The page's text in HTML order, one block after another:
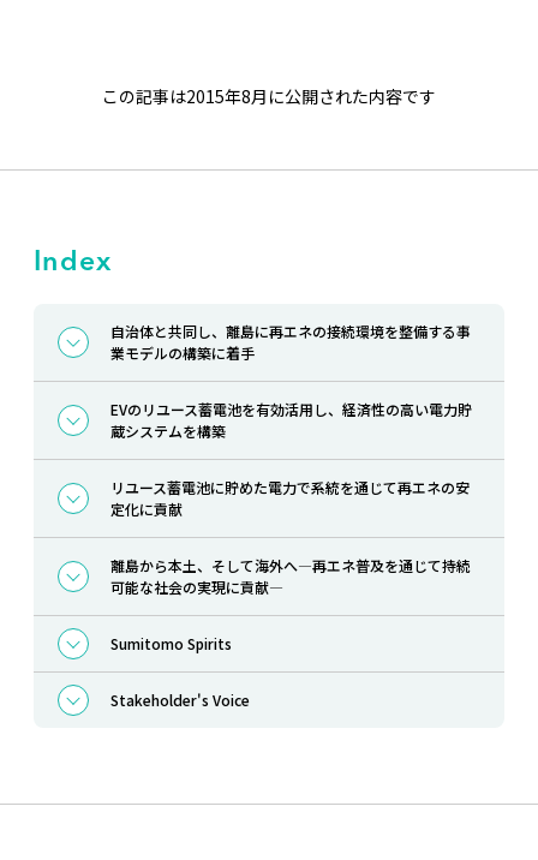
この記事は2015年8月に公開された内容です
Index
自治体と共同し、離島に再エネの接続環境を整備する事
業モデルの構築に着手
EVのリユース蓄電池を有効活用し、経済性の高い電力貯
蔵システムを構築
リユース蓄電池に貯めた電力で系統を通じて再エネの安
定化に貢献
離島から本土、そして海外へ―再エネ普及を通じて持続
可能な社会の実現に貢献―
Sumitomo Spirits
Stakeholder's Voice